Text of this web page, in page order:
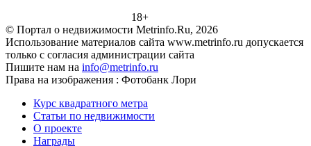
18+
© Портал о недвижимости Metrinfo.Ru, 2026
Использование материалов сайта www.metrinfo.ru допускается
только с согласия администрации сайта
Пишите нам на info@metrinfo.ru
Права на изображения : Фотобанк Лори
Курс квадратного метра
Статьи по недвижимости
О проекте
Награды